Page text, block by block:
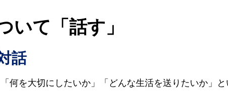
いて「話す」
話
何を大切にしたいか」「どんな生活を送りたいか」